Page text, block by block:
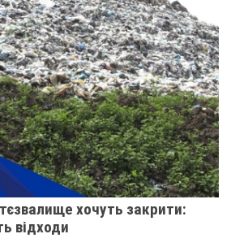
хочуть закрити:
відходи